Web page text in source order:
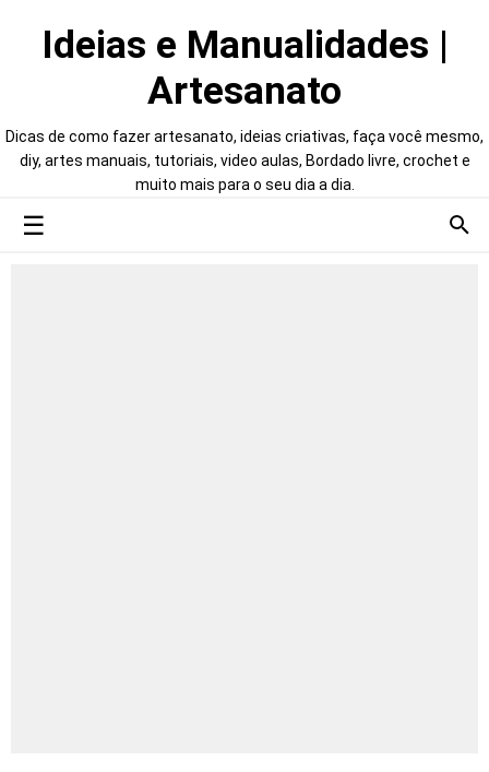
Ideias e Manualidades |
Artesanato
Dicas de como fazer artesanato, ideias criativas, faça você mesmo,
diy, artes manuais, tutoriais, video aulas, Bordado livre, crochet e
muito mais para o seu dia a dia.